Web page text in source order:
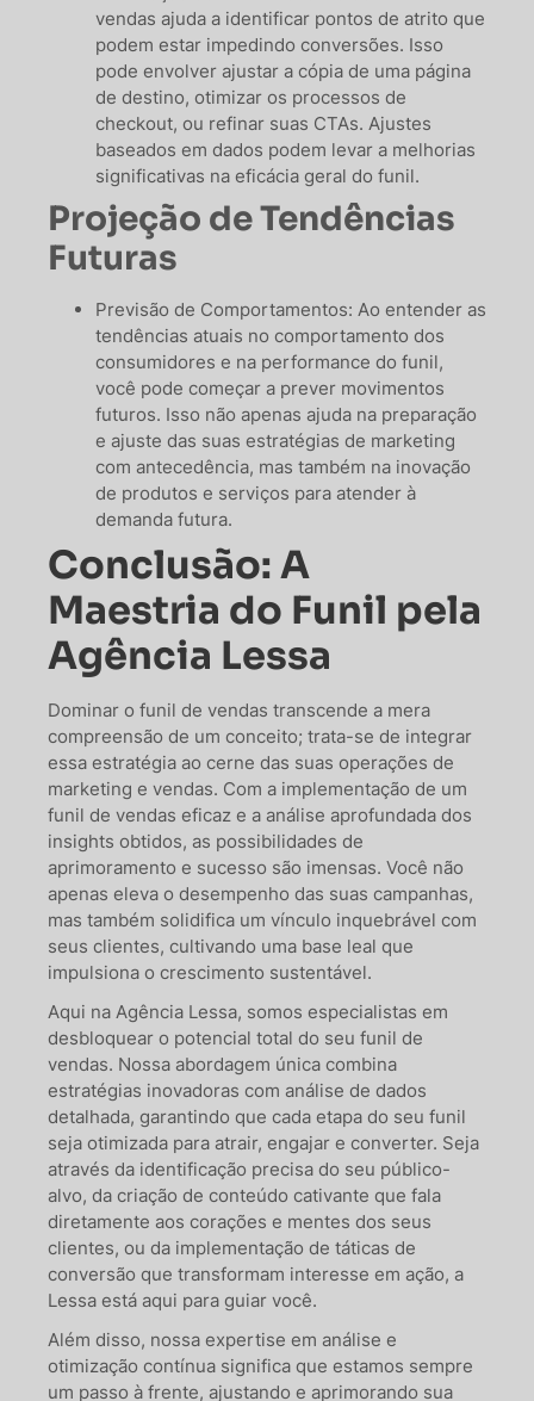
vendas ajuda a identificar pontos de atrito que
podem estar impedindo conversões. Isso
pode envolver ajustar a cópia de uma página
de destino, otimizar os processos de
checkout, ou refinar suas CTAs. Ajustes
baseados em dados podem levar a melhorias
significativas na eficácia geral do funil.
Projeção de Tendências
Futuras
Previsão de Comportamentos: Ao entender as
tendências atuais no comportamento dos
consumidores e na performance do funil,
você pode começar a prever movimentos
futuros. Isso não apenas ajuda na preparação
e ajuste das suas estratégias de marketing
com antecedência, mas também na inovação
de produtos e serviços para atender à
demanda futura.
Conclusão: A
Maestria do Funil pela
Agência Lessa
Dominar o funil de vendas transcende a mera
compreensão de um conceito; trata-se de integrar
essa estratégia ao cerne das suas operações de
marketing e vendas. Com a implementação de um
funil de vendas eficaz e a análise aprofundada dos
insights obtidos, as possibilidades de
aprimoramento e sucesso são imensas. Você não
apenas eleva o desempenho das suas campanhas,
mas também solidifica um vínculo inquebrável com
seus clientes, cultivando uma base leal que
impulsiona o crescimento sustentável.
Aqui na Agência Lessa, somos especialistas em
desbloquear o potencial total do seu funil de
vendas. Nossa abordagem única combina
estratégias inovadoras com análise de dados
detalhada, garantindo que cada etapa do seu funil
seja otimizada para atrair, engajar e converter. Seja
através da identificação precisa do seu público-
alvo, da criação de conteúdo cativante que fala
diretamente aos corações e mentes dos seus
clientes, ou da implementação de táticas de
conversão que transformam interesse em ação, a
Lessa está aqui para guiar você.
Além disso, nossa expertise em análise e
otimização contínua significa que estamos sempre
um passo à frente, ajustando e aprimorando sua